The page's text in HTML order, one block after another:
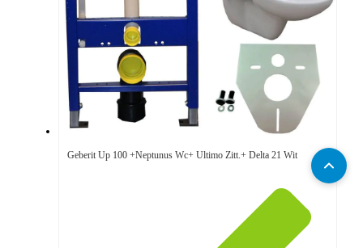
Geberit Up 100 +Neptunus Wc+ Ultimo Zitt.+ Delta 21 Wit